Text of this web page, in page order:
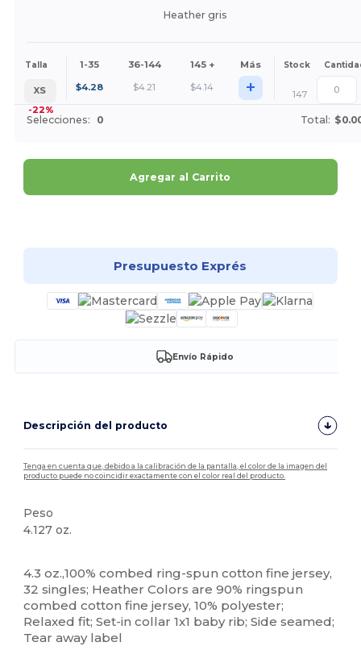
Heather gris
Talla 1-35 36-144 145 + Más Stock
XS
-22%
$4.28 $4.21 $4.14 + 147
Selecciones: 0 Total:
Agregar al Carrito
Presupuesto Exprés
Envío Rápido
Descripción del producto
Tenga en cuenta que, debido a la calibración de la pantalla, el color de la imagen del
producto puede no coincidir exactamente con el color real del producto.
Peso
4.127 oz.
4.3 oz.,100% combed ring-spun cotton fine jersey,
32 singles; Heather Colors are 90% ringspun
combed cotton fine jersey, 10% polyester;
Relaxed fit; Set-in collar 1x1 baby rib; Side seamed;
Tear away label